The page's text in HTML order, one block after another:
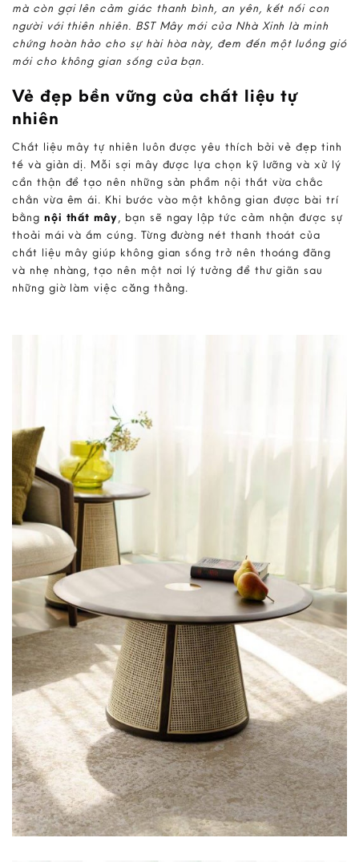
mà còn gợi lên cảm giác thanh bình, an yên, kết nối con
người với thiên nhiên. BST Mây mới của Nhà Xinh là minh
chứng hoàn hảo cho sự hài hòa này, đem đến một luồng gió
mới cho không gian sống của bạn.
Vẻ đẹp bền vững của chất liệu tự
nhiên
Chất liệu mây tự nhiên luôn được yêu thích bởi vẻ đẹp tinh
tế và giản dị. Mỗi sợi mây được lựa chọn kỹ lưỡng và xử lý
cẩn thận để tạo nên những sản phẩm nội thất vừa chắc
chắn vừa êm ái. Khi bước vào một không gian được bài trí
bằng nội thất mây, bạn sẽ ngay lập tức cảm nhận được sự
thoải mái và ấm cúng. Từng đường nét thanh thoát của
chất liệu mây giúp không gian sống trở nên thoáng đãng
và nhẹ nhàng, tạo nên một nơi lý tưởng để thư giãn sau
những giờ làm việc căng thẳng.